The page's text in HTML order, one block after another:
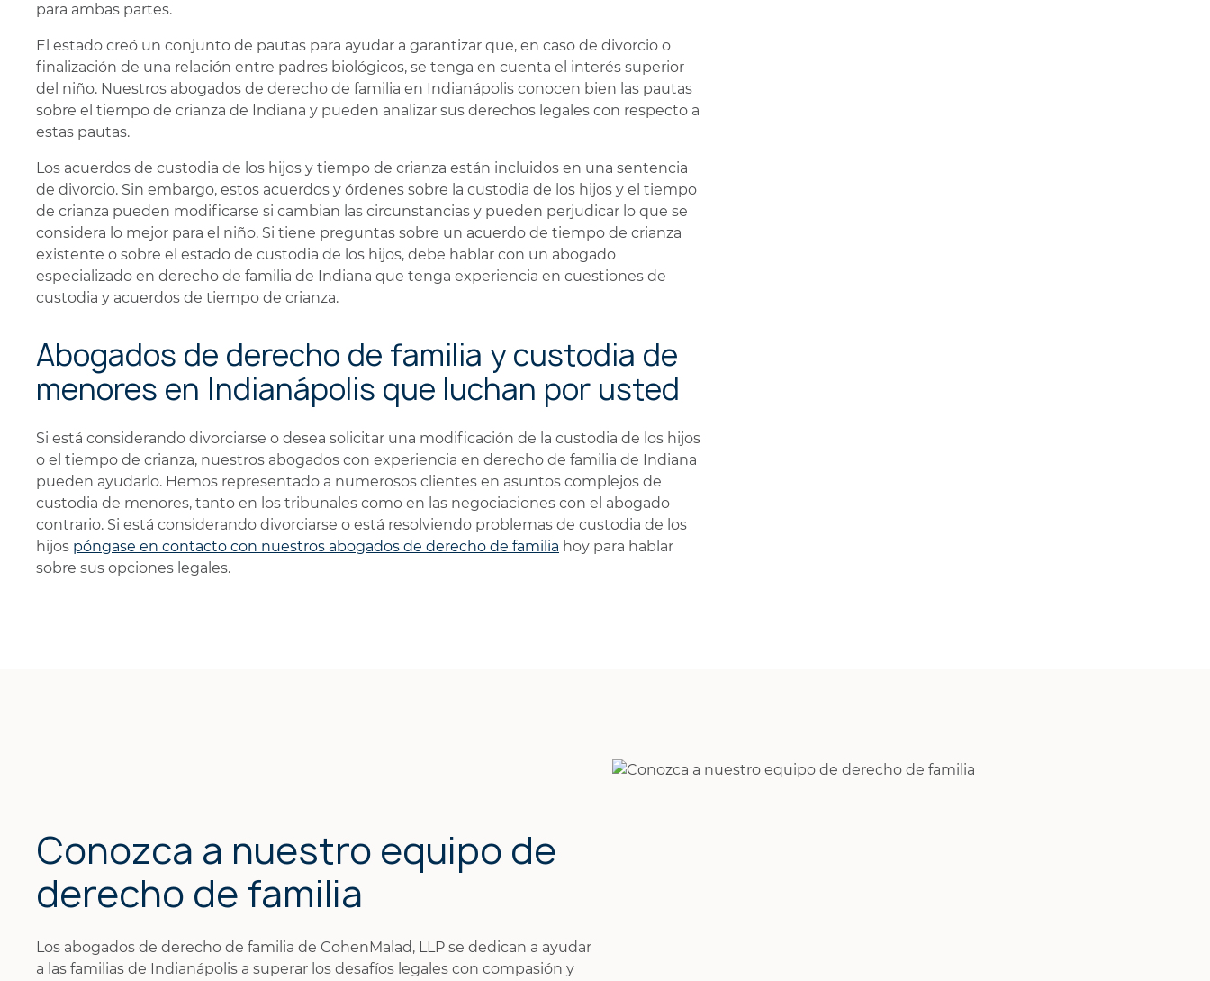
para ambas partes.
El estado creó un conjunto de pautas para ayudar a garantizar que, en caso de divorcio o
finalización de una relación entre padres biológicos, se tenga en cuenta el interés superior
del niño. Nuestros abogados de derecho de familia en Indianápolis conocen bien las pautas
sobre el tiempo de crianza de Indiana y pueden analizar sus derechos legales con respecto a
estas pautas.
Los acuerdos de custodia de los hijos y tiempo de crianza están incluidos en una sentencia
de divorcio. Sin embargo, estos acuerdos y órdenes sobre la custodia de los hijos y el tiempo
de crianza pueden modificarse si cambian las circunstancias y pueden perjudicar lo que se
considera lo mejor para el niño. Si tiene preguntas sobre un acuerdo de tiempo de crianza
existente o sobre el estado de custodia de los hijos, debe hablar con un abogado
especializado en derecho de familia de Indiana que tenga experiencia en cuestiones de
custodia y acuerdos de tiempo de crianza.
Abogados de derecho de familia y custodia de
menores en Indianápolis que luchan por usted
Si está considerando divorciarse o desea solicitar una modificación de la custodia de los hijos
o el tiempo de crianza, nuestros abogados con experiencia en derecho de familia de Indiana
pueden ayudarlo. Hemos representado a numerosos clientes en asuntos complejos de
custodia de menores, tanto en los tribunales como en las negociaciones con el abogado
contrario. Si está considerando divorciarse o está resolviendo problemas de custodia de los
hijos póngase en contacto con nuestros abogados de derecho de familia hoy para hablar
sobre sus opciones legales.
Conozca a nuestro equipo de
derecho de familia
Los abogados de derecho de familia de CohenMalad, LLP se dedican a ayudar
a las familias de Indianápolis a superar los desafíos legales con compasión y